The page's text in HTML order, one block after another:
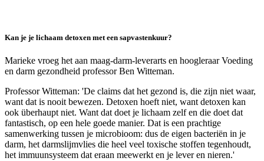
Kan je je lichaam detoxen met een sapvastenkuur?
Marieke vroeg het aan maag-darm-leverarts en hoogleraar Voeding
en darm gezondheid professor Ben Witteman.
Professor Witteman: 'De claims dat het gezond is, die zijn niet waar,
want dat is nooit bewezen. Detoxen hoeft niet, want detoxen kan
ook überhaupt niet. Want dat doet je lichaam zelf en die doet dat
fantastisch, op een hele goede manier. Dat is een prachtige
samenwerking tussen je microbioom: dus de eigen bacteriën in je
darm, het darmslijmvlies die heel veel toxische stoffen tegenhoudt,
het immuunsysteem dat eraan meewerkt en je lever en nieren.'